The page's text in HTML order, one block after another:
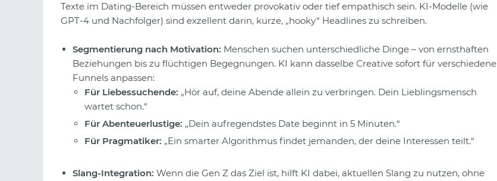
Texte im Dating-Bereich müssen entweder provokativ oder tief empathisch sein. KI-Modelle (wie
GPT-4 und Nachfolger) sind exzellent darin, kurze, „hooky“ Headlines zu schreiben.
Segmentierung nach Motivation: Menschen suchen unterschiedliche Dinge – von ernsthaften
Beziehungen bis zu flüchtigen Begegnungen. KI kann dasselbe Creative sofort für verschiedene
Funnels anpassen:
Für Liebessuchende: „Hör auf, deine Abende allein zu verbringen. Dein Lieblingsmensch
wartet schon.“
Für Abenteuerlustige: „Dein aufregendstes Date beginnt in 5 Minuten.“
Für Pragmatiker: „Ein smarter Algorithmus findet jemanden, der deine Interessen teilt.“
Slang-Integration: Wenn die Gen Z das Ziel ist, hilft KI dabei, aktuellen Slang zu nutzen, ohne